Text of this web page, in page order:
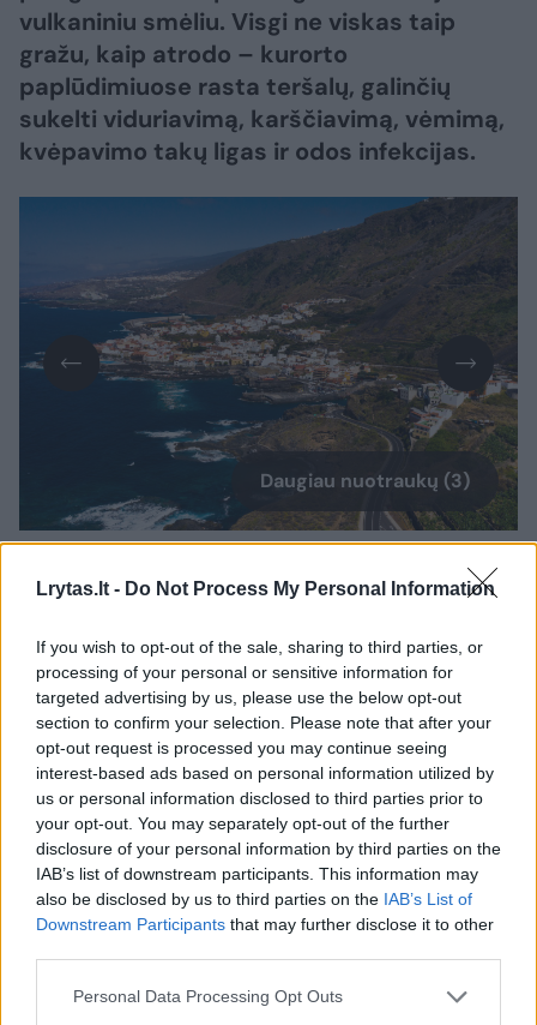
Lrytas.lt - Do Not Process My Personal Information
If you wish to opt-out of the sale, sharing to third parties, or
processing of your personal or sensitive information for
targeted advertising by us, please use the below opt-out
section to confirm your selection. Please note that after your
opt-out request is processed you may continue seeing
interest-based ads based on personal information utilized by
us or personal information disclosed to third parties prior to
your opt-out. You may separately opt-out of the further
disclosure of your personal information by third parties on the
IAB’s list of downstream participants. This information may
also be disclosed by us to third parties on the IAB’s List of
Downstream Participants that may further disclose it to other
Personal Data Processing Opt Outs
vulkaniniu smėliu. Visgi ne viskas taip
gražu, kaip atrodo – kurorto
paplūdimiuose rasta teršalų, galinčių
sukelti viduriavimą, karščiavimą, vėmimą,
kvėpavimo takų ligas ir odos infekcijas.
Daugiau nuotraukų (3)
Nors turistai iš visos Europos traukia į
pakrantės, aplinkosaugos aktyvistai paskelbė
griežtą įspėjimą dėl vandens kokybės jo
paplūdimiuose. Skelbiama, kad kiekvieną
dieną į jūrą aplink Kanarų salas išleidžiama
100 mln. litrų beveik nevalytų nuotekų.
O ATAN (Tenerifės gamtos draugų asociacija)
įspėjo, kad „maudytis Kanarų salose
pavojinga sveikatai“.